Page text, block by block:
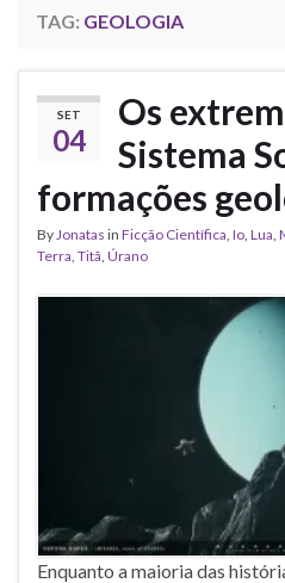
TAG: GEOLOGIA
SET
04
Os
Sistema
formações
ByJonatas in Ficção Científica, Io, Lua,
Terra, Titã, Úrano
Enquanto a maioria das